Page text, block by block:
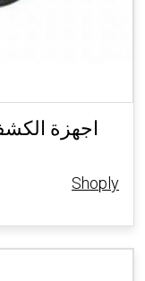
اجهزة
Shoply